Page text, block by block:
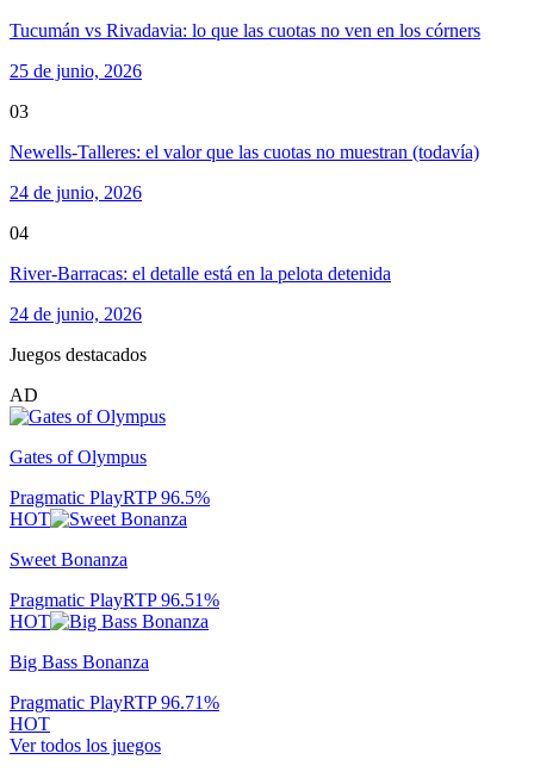
Tucumán vs Rivadavia: lo que las cuotas no ven en los córners
25 de junio, 2026
03
Newells-Talleres: el valor que las cuotas no muestran (todavía)
24 de junio, 2026
04
River-Barracas: el detalle está en la pelota detenida
24 de junio, 2026
Juegos destacados
AD
Gates of Olympus
Pragmatic PlayRTP96.5%
HOT
Sweet Bonanza
Pragmatic PlayRTP96.51%
HOT
Big Bass Bonanza
Pragmatic PlayRTP96.71%
HOT
Ver todos los juegos